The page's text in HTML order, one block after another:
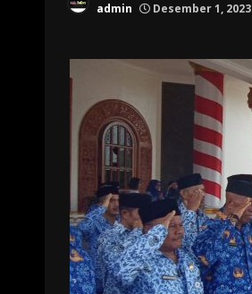
admin Desember 1, 2023